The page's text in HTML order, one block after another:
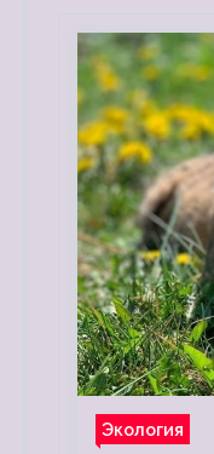
Экология